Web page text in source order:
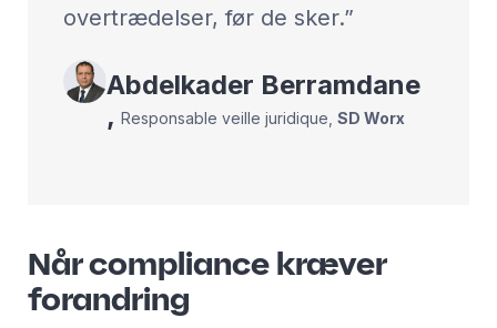
overtrædelser, før de sker.
Abdelkader Berramdane
,Responsable veille juridique ,SD Worx
Når compliance kræver
forandring